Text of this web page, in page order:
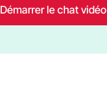
Démarrer le chat vidéo